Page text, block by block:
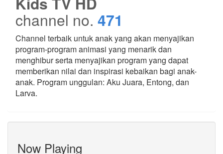
channel no. 471
Channel terbaik untuk anak yang akan menyajikan
program-program animasi yang menarik dan
menghibur serta menyajikan program yang dapat
memberikan nilai dan inspirasi kebaikan bagi anak-
anak. Program unggulan: Aku Juara, Entong, dan
Larva.
Now Playing